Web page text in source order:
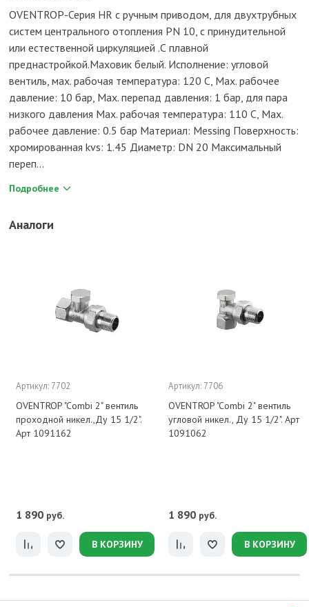
OVENTROP-Серия HR с ручным приводом, для двухтрубных
систем центрального отопления PN 10, с принудительной
или естественной циркуляцией .С плавной
преднастройкой.Маховик белый. Исполнение: угловой
вентиль, мax. рабочая температура: 120 C, Max. рабочее
давление: 10 бар, Max. перепад давления: 1 бар, для пара
низкого давления Max. рабочая температура: 110 C, Max.
рабочее давление: 0.5 бар Материал: Messing Поверхность:
хромированная kvs: 1.45 Диаметр: DN 20 Максимальный
переп...
Подробнее
Аналоги
Артикул: 7702
OVENTROP "Combi 2" вентиль
проходной никел.,Ду 15 1/2".
Арт 1091162
1 890 руб.
В КОРЗИНУ
Артикул: 7706
OVENTROP "Combi 2" вентиль
угловой никел., Ду 15 1/2". Арт
1091062
1 890 руб.
В КОРЗИНУ